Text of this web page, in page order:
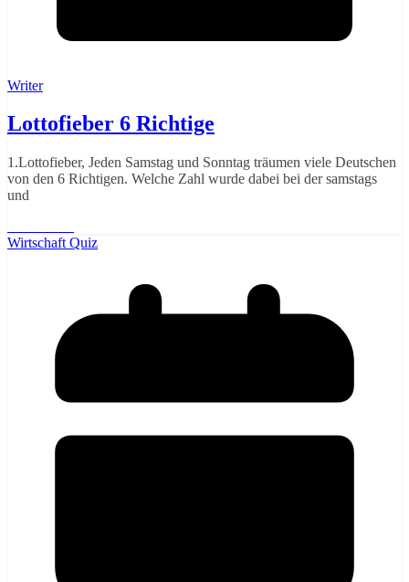
Writer
Lottofieber 6 Richtige
1.Lottofieber, Jeden Samstag und Sonntag träumen viele Deutschen
von den 6 Richtigen. Welche Zahl wurde dabei bei der samstags
und
Wirtschaft Quiz